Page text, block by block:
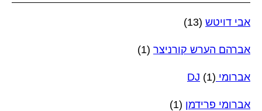
אבי דויטש (13)
אברהם הערש קורניצר (1)
אברומי DJ (1)
אברומי פרידמן (1)